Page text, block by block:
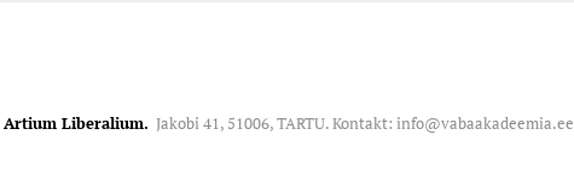
Artium Liberalium. Jakobi 41, 51006, TARTU. Kontakt: info@vabaakadeemia.ee